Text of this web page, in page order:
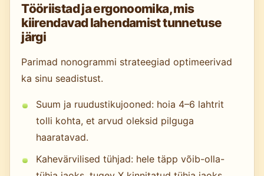
Tööriistad ja ergonoomika, mis
kiirendavad lahendamist tunnetuse
järgi
Parimad nonogrammi strateegiad optimeerivad
ka sinu seadistust.
Suum ja ruudustikujooned: hoia 4–6 lahtrit
tolli kohta, et arvud oleksid pilguga
haaratavad.
Kahevärvilised tühjad: hele täpp võib-olla-